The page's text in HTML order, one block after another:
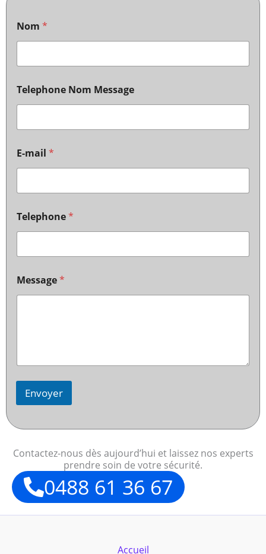
Nom *
Telephone Nom Message
E-mail *
Telephone*
Message*
Envoyer
Contactez-nous dès aujourd’hui et laissez nos experts
prendre soin de votre sécurité.
0488 61 36 67
Accueil